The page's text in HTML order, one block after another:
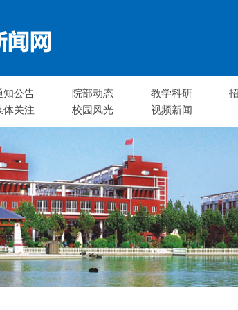
知公告 院部动态 教学科研
体关注 校园风光 视频新闻